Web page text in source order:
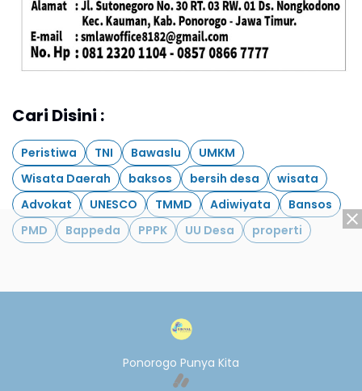
Cari Disini :
Peristiwa TNI Bawaslu
UMKM
Wisata Daerah
baksos bersih desa
wisata
Advokat
UNESCO TMMD Adiwiyata
Bansos
PMD
Bappeda PPPK UU Desa properti
Ponorogo Punya Kita